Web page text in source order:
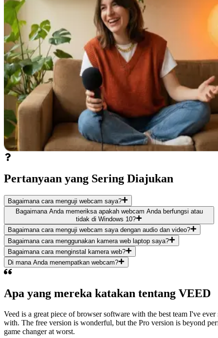
Pertanyaan yang Sering Diajukan
Bagaimana cara menguji webcam saya?
Bagaimana Anda memeriksa apakah webcam Anda berfungsi atau
tidak di Windows 10?
Bagaimana cara menguji webcam saya dengan audio dan video?
Bagaimana cara menggunakan kamera web laptop saya?
Bagaimana cara menginstal kamera web?
Di mana Anda menempatkan webcam?
Apa yang mereka katakan tentang VEED
Veed is a great piece of browser software with the best team I've
with. The free version is wonderful, but the Pro version is beyond
game changer at worst.